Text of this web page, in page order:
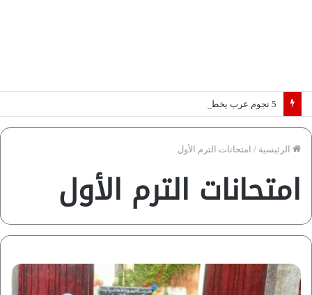
الرئيسية / امتحانات الترم الأول
امتحانات الترم الأول